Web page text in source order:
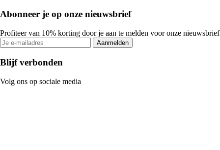
Abonneer je op onze nieuwsbrief
Profiteer van 10% korting door je aan te melden voor onze nieuwsbrief
Aanmelden
Blijf verbonden
Volg ons op sociale media